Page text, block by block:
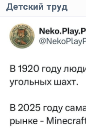
Детский труд